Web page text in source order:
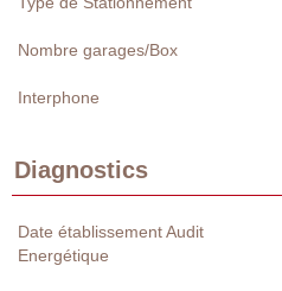
Nombre garages/Box
Interphone
Diagnostics
Date établissement Audit
Energétique